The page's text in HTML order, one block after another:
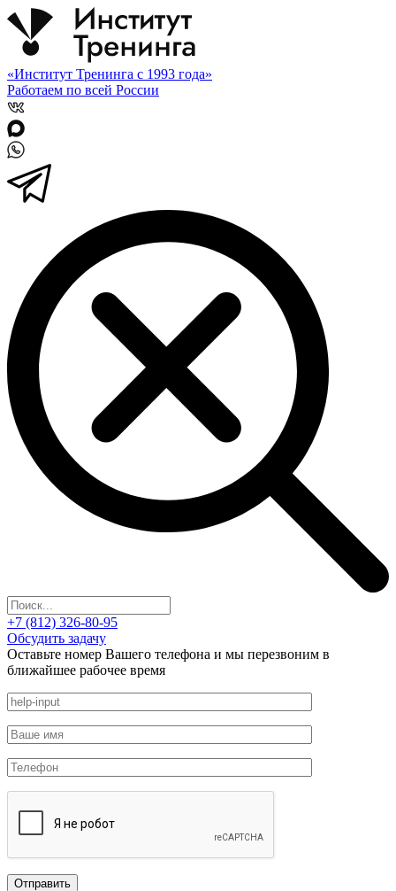
«Институт Тренинга с 1993 года»
Работаем по всей России
+7 (812) 326-80-95
Обсудить задачу
Оставьте номер Вашего телефона и мы перезвоним в
ближайшее рабочее время